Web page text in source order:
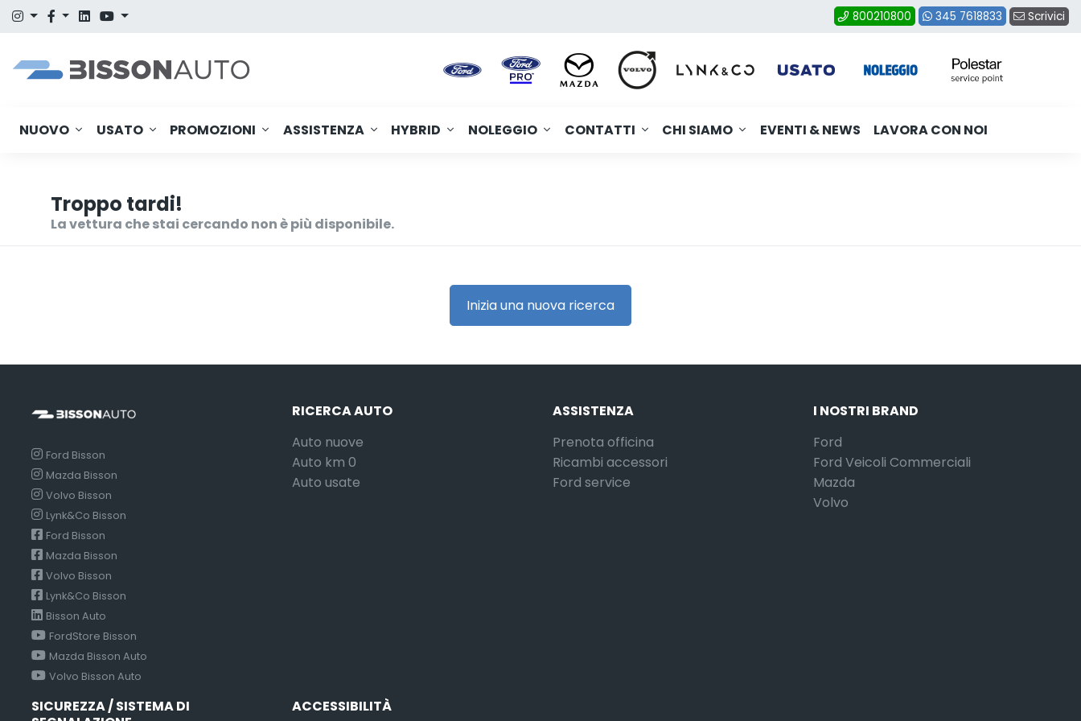
800210800 345 7618833 Scrivici
NUOVO USATO PROMOZIONI ASSISTENZA HYBRID NOLEGGIO CONTATTI CHI SIAMO EVENTI & NEWS LAVORA CON NOI
Troppo tardi!
La vettura che stai cercando non è più disponibile.
Inizia una nuova ricerca
Ford Bisson
Mazda Bisson
Volvo Bisson
Lynk&Co Bisson
Ford Bisson
Mazda Bisson
Volvo Bisson
Lynk&Co Bisson
Bisson Auto
FordStore Bisson
Mazda Bisson Auto
Volvo Bisson Auto
RICERCA AUTO
Auto nuove
Auto km 0
Auto usate
ASSISTENZA
Prenota officina
Ricambi accessori
Ford service
I NOSTRI BRAND
Ford
Ford Veicoli Commerciali
Mazda
Volvo
SICUREZZA / SISTEMA DI
ACCESSIBILITÀ